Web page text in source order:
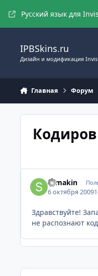
Русский язык для
IPBSkins.ru
Дизайн и модификация
Главная Форум
samakin
6 октября 2009
Здравствуйте!
не распознают